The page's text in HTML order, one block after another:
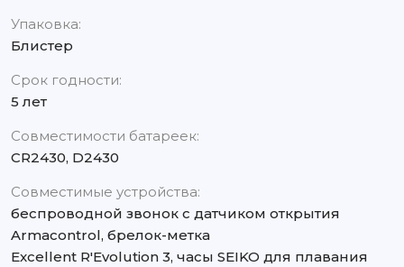
Упаковка:
Блистер
Срок годности:
5 лет
Совместимости батареек:
CR2430, D2430
Совместимые устройства:
беспроводной звонок с датчиком открытия
Armacontrol, брелок-метка
Excellent R'Evolution 3, часы SEIKO для плавания